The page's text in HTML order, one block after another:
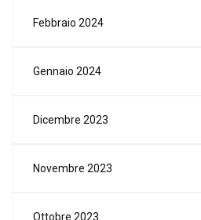
Febbraio 2024
Gennaio 2024
Dicembre 2023
Novembre 2023
Ottobre 2023